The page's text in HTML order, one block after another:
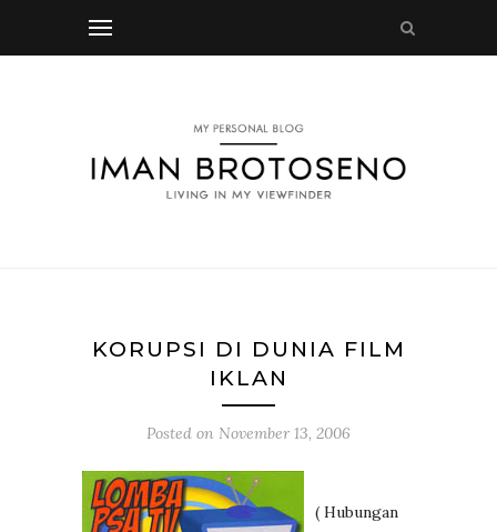
KORUPSI DI DUNIA FILM
IKLAN
Posted on November 13, 2006
( Hubungan